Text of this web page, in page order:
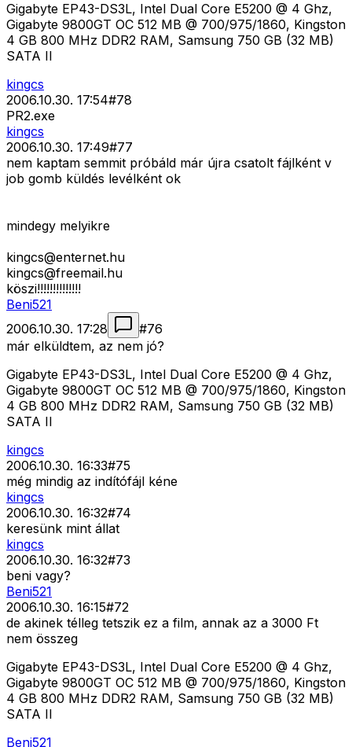
Gigabyte EP43-DS3L, Intel Dual Core E5200 @ 4 Ghz,
Gigabyte 9800GT OC 512 MB @ 700/975/1860, Kingston
4 GB 800 MHz DDR2 RAM, Samsung 750 GB (32 MB)
SATA II
kingcs
2006.10.30. 17:54#78
PR2.exe
kingcs
2006.10.30. 17:49#77
nem kaptam semmit próbáld már újra csatolt fájlként v
job gomb küldés levélként ok
mindegy melyikre
kingcs@enternet.hu
kingcs@freemail.hu
köszi!!!!!!!!!!!!!!
Beni521
2006.10.30. 17:28
#76
már elküldtem, az nem jó?
Gigabyte EP43-DS3L, Intel Dual Core E5200 @ 4 Ghz,
Gigabyte 9800GT OC 512 MB @ 700/975/1860, Kingston
4 GB 800 MHz DDR2 RAM, Samsung 750 GB (32 MB)
SATA II
kingcs
2006.10.30. 16:33#75
még mindig az indítófájl kéne
kingcs
2006.10.30. 16:32#74
keresünk mint állat
kingcs
2006.10.30. 16:32#73
beni vagy?
Beni521
2006.10.30. 16:15#72
de akinek télleg tetszik ez a film, annak az a 3000 Ft
nem összeg
Gigabyte EP43-DS3L, Intel Dual Core E5200 @ 4 Ghz,
Gigabyte 9800GT OC 512 MB @ 700/975/1860, Kingston
4 GB 800 MHz DDR2 RAM, Samsung 750 GB (32 MB)
SATA II
Beni521